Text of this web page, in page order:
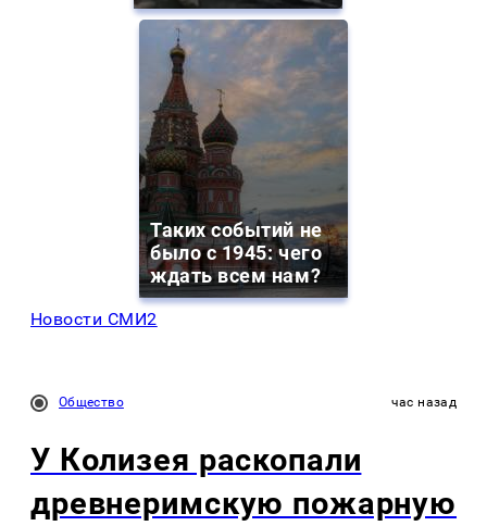
Таких событий не
было с 1945: чего
ждать всем нам?
Новости СМИ2
Общество час назад
У Колизея раскопали
древнеримскую пожарную